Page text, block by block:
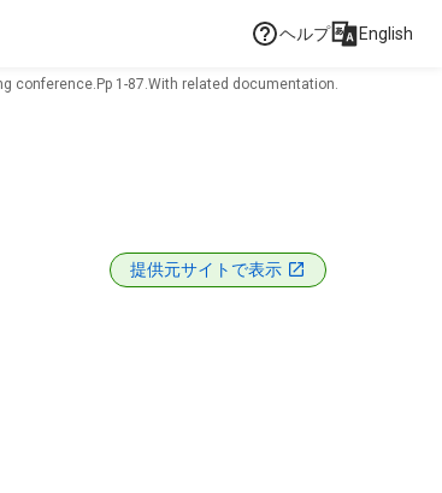
ヘルプ English
conference.Pp 1-87.With related documentation.
提供元サイトで表示